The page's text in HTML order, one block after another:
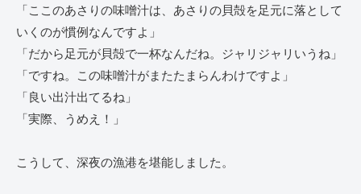
「ここのあさりの味噌汁は、あさりの貝殻を足元に落として
いくのが慣例なんですよ」
「だから足元が貝殻で一杯なんだね。ジャリジャリいうね」
「ですね。この味噌汁がまたたまらんわけですよ」
「良い出汁出てるね」
「実際、うめえ！」
こうして、深夜の漁港を堪能しました。